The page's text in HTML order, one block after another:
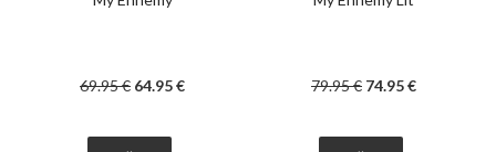
69.95€ 64.95€ 79.95€ 74.95€